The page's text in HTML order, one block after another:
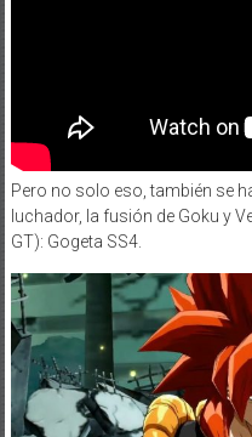
Pero no solo eso, también se
luchador, la fusión de Goku y
GT): Gogeta SS4.